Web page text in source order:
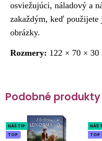
osviežujúci, náladový a
zakaždým, keď použijete
obrázky.
Rozmery: 122 × 70 × 30
Podobné produkty
NÁŠ TIP
TOP
NÁŠ
TOP